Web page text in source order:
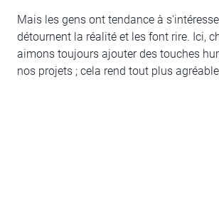
Mais les gens ont tendance à
détournent la réalité et les font rire. Ici,
aimons toujours ajouter des touches
nos projets ; cela rend tout plus